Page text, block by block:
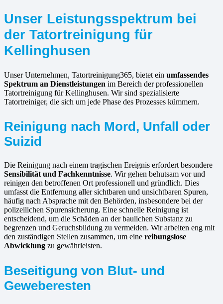
Unser Leistungsspektrum bei
der Tatortreinigung für
Kellinghusen
Unser Unternehmen, Tatortreinigung365, bietet ein umfassendes
Spektrum an Dienstleistungen im Bereich der professionellen
Tatortreinigung für Kellinghusen. Wir sind spezialisierte
Tatortreiniger, die sich um jede Phase des Prozesses kümmern.
Reinigung nach Mord, Unfall oder
Suizid
Die Reinigung nach einem tragischen Ereignis erfordert besondere
Sensibilität und Fachkenntnisse. Wir gehen behutsam vor und
reinigen den betroffenen Ort professionell und gründlich. Dies
umfasst die Entfernung aller sichtbaren und unsichtbaren Spuren,
häufig nach Absprache mit den Behörden, insbesondere bei der
polizeilichen Spurensicherung. Eine schnelle Reinigung ist
entscheidend, um die Schäden an der baulichen Substanz zu
begrenzen und Geruchsbildung zu vermeiden. Wir arbeiten eng mit
den zuständigen Stellen zusammen, um eine reibungslose
Abwicklung zu gewährleisten.
Beseitigung von Blut- und
Geweberesten